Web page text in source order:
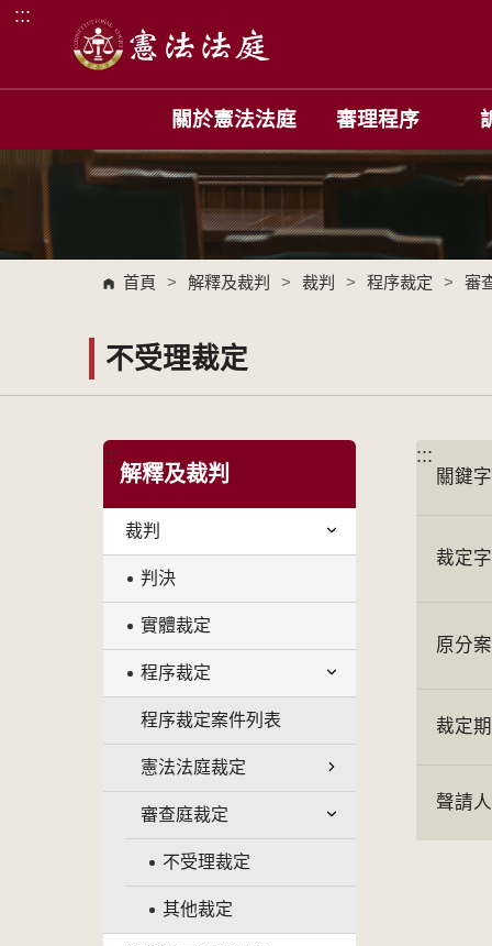
跳到主要內容區塊
:::
關於憲法法庭 審理程序
首頁 > 解釋及裁判 > 裁判 > 程序裁定 > 審
不受理裁定
:::
解釋及裁判
裁判
判決
實體裁定
程序裁定
程序裁定案件列表
憲法法庭裁定
審查庭裁定
不受理裁定
其他裁定
:::
關鍵
裁定
原分
裁定
聲請人